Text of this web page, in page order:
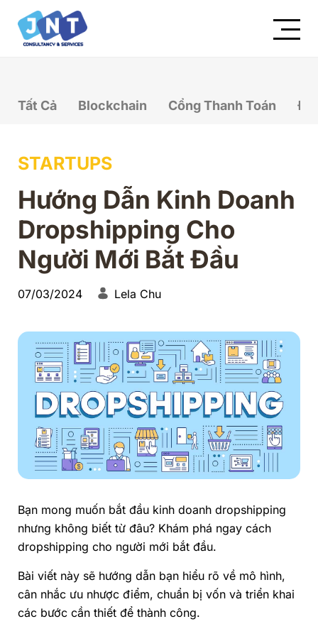
Tất Cả Blockchain Cổng Thanh Toán
STARTUPS
Hướng Dẫn Kinh Doanh
Dropshipping Cho
Người Mới Bắt Đầu
07/03/2024 Lela Chu
Bạn mong muốn bắt đầu kinh doanh dropshipping
nhưng không biết từ đâu? Khám phá ngay cách
dropshipping cho người mới bắt đầu.
Bài viết này sẽ hướng dẫn bạn hiểu rõ về mô hình,
cân nhắc ưu nhược điểm, chuẩn bị vốn và triển khai
các bước cần thiết để thành công.